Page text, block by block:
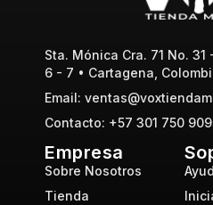
Sta. Mónica Cra. 71 No.
6 - 7 • Cartagena,
Email:
Contacto: +57 301 750
Empresa
Sobre Nosotros
Tienda